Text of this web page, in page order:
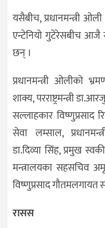
यसैबीच, प्रधानमन्त्री
एन्टेनियो गुटेरेसबीच आजै
छन् ।
प्रधानमन्त्री ओलीको
शाक्य, परराष्ट्रमन्त्री
सल्लाहकार विष्णुप्रसाद
सेवा लम्साल,
डा.दिव्या सिंह, प्रमुख
मन्त्रालयका सहसचिव
विष्णुप्रसाद गौतमलगायत
रासस